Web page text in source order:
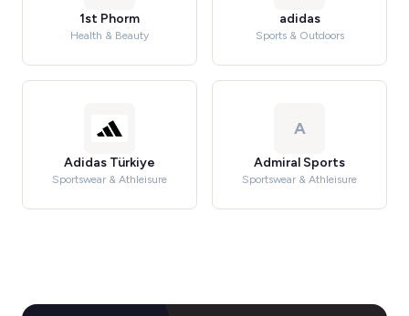
1st Phorm
Health & Beauty
adidas
Sports & Outdoors
Adidas Türkiye
Sportswear & Athleisure
A
Admiral Sports
Sportswear & Athleisure